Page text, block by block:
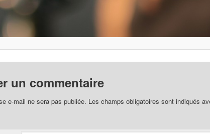
un commentaire
e-mail ne sera pas publiée. Les champs obligatoires sont indiqués